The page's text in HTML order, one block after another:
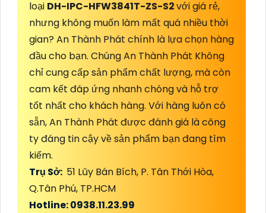
loại DH-IPC-HFW3841T-ZS-S2với giá rẻ,
nhưng không muốn làm mất quá nhiều thời
gian? An Thành Phát chính là lựa chọn hàng
đầu cho bạn. Chúng An Thành Phát Không
chỉ cung cấp sản phẩm chất lượng, mà còn
cam kết đáp ứng nhanh chóng và hỗ trợ
tốt nhất cho khách hàng. Với hàng luôn có
sẵn, An Thành Phát được đánh giá là công
ty đáng tin cậy về sản phẩm bạn đang tìm
kiếm.
Trụ Sở: 51 Lũy Bán Bích, P. Tân Thới Hòa,
Q.Tân Phú, TP.HCM
Hotline: 0938.11.23.99